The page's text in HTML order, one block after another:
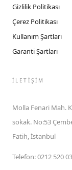
Gizlilik Politikası
Çerez Politikası
Kullanım Şartları
Garanti Şartları
İLETIŞIM
Molla Fenari Mah.
sokak. No:53
Fatih, İstanbul
Telefon:0212 520